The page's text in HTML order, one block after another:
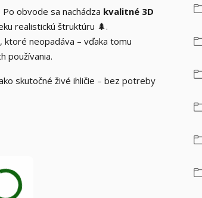
Po obvode sa nachádza kvalitné 3D
realistickú štruktúru 🌲.
, ktoré neopadáva – vďaka tomu
používania.
skutočné živé ihličie – bez potreby